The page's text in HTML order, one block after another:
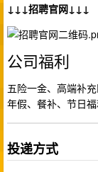
↓↓↓招聘官网↓↓↓
公司福利
五险一金、高端补
年假、餐补、节日
投递方式